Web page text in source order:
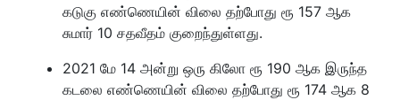
கடுகு எண்ணெயின் விலை தற்போது ரூ 157 ஆக
சுமார் 10 சதவீதம் குறைந்துள்ளது.
2021 மே 14 அன்று ஒரு கிலோ ரூ 190 ஆக இருந்த
கடலை எண்ணெயின் விலை தற்போது ரூ 174 ஆக 8